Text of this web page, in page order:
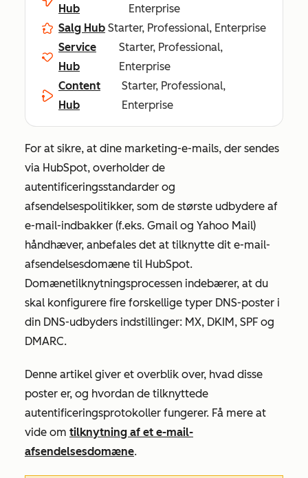
Hub
Enterprise
Salg Hub Starter, Professional, Enterprise
Service
Hub
Starter, Professional,
Enterprise
Content
Hub
Starter, Professional,
Enterprise
For at sikre, at dine marketing-e-mails, der sendes
via HubSpot, overholder de
autentificeringsstandarder og
afsendelsespolitikker, som de største udbydere af
e-mail-indbakker (f.eks. Gmail og Yahoo Mail)
håndhæver, anbefales det at tilknytte dit e-mail-
afsendelsesdomæne til HubSpot.
Domænetilknytningsprocessen indebærer, at du
skal konfigurere fire forskellige typer DNS-poster i
din DNS-udbyders indstillinger: MX, DKIM, SPF og
DMARC.
Denne artikel giver et overblik over, hvad disse
poster er, og hvordan de tilknyttede
autentificeringsprotokoller fungerer. Få mere at
vide om tilknytning af et e-mail-
afsendelsesdomæne.